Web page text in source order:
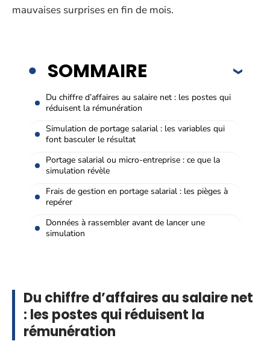
mauvaises surprises en fin de mois.
SOMMAIRE
Du chiffre d’affaires au salaire net : les postes qui
réduisent la rémunération
Simulation de portage salarial : les variables qui
font basculer le résultat
Portage salarial ou micro-entreprise : ce que la
simulation révèle
Frais de gestion en portage salarial : les pièges à
repérer
Données à rassembler avant de lancer une
simulation
Du chiffre d’affaires au salaire net
: les postes qui réduisent la
rémunération